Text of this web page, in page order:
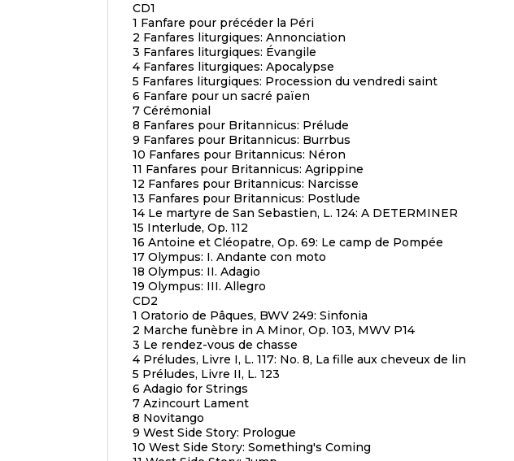
CD1
1 Fanfare pour précéder la Péri
2 Fanfares liturgiques: Annonciation
3 Fanfares liturgiques: Évangile
4 Fanfares liturgiques: Apocalypse
5 Fanfares liturgiques: Procession du vendredi saint
6 Fanfare pour un sacré païen
7 Cérémonial
8 Fanfares pour Britannicus: Prélude
9 Fanfares pour Britannicus: Burrbus
10 Fanfares pour Britannicus: Néron
11 Fanfares pour Britannicus: Agrippine
12 Fanfares pour Britannicus: Narcisse
13 Fanfares pour Britannicus: Postlude
14 Le martyre de San Sebastien, L. 124: A DETERMINER
15 Interlude, Op. 112
16 Antoine et Cléopatre, Op. 69: Le camp de Pompée
17 Olympus: I. Andante con moto
18 Olympus: II. Adagio
19 Olympus: III. Allegro
CD2
1 Oratorio de Pâques, BWV 249: Sinfonia
2 Marche funèbre in A Minor, Op. 103, MWV P14
3 Le rendez-vous de chasse
4 Préludes, Livre I, L. 117: No. 8, La fille aux cheveux de lin
5 Préludes, Livre II, L. 123
6 Adagio for Strings
7 Azincourt Lament
8 Novitango
9 West Side Story: Prologue
10 West Side Story: Something's Coming